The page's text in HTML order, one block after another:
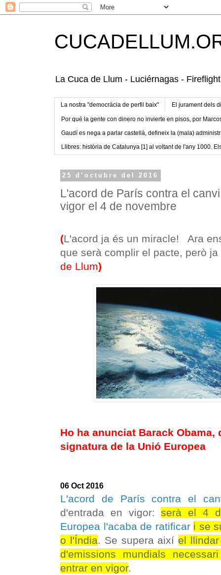
La Cuca de Llum - Luciérnagas -
La nostra "democràcia de perfil baix" El jurament dels
Por qué la gente con dinero no invierte en pisos, por
Gaudí es nega a parlar castellà, defineix la (mala)
Llibres: història de Catalunya [1] al voltant de l'any 1000.
25 d’octubre del 2016
L'acord de París contra el
vigor el 4 de novembre
(L'acord ja és un miracle! Ara
que serà complir el pacte, però
de Llum)
Ho ha anunciat Barack Obama,
signatura de la Unió Europea
06 Oct 2016
L'acord de París contra el
d'entrada en vigor:serà el 4
Europea l'acaba de ratificar i se
o l'Índia. Se supera així el
d'emissions mundials
entrar en vigor.